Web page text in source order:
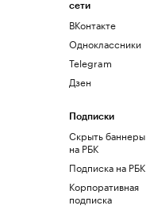
сети
ВКонтакте
Одноклассники
Telegram
Дзен
Подписки
Скрыть баннеры
на РБК
Подписка на РБК
Корпоративная
подписка